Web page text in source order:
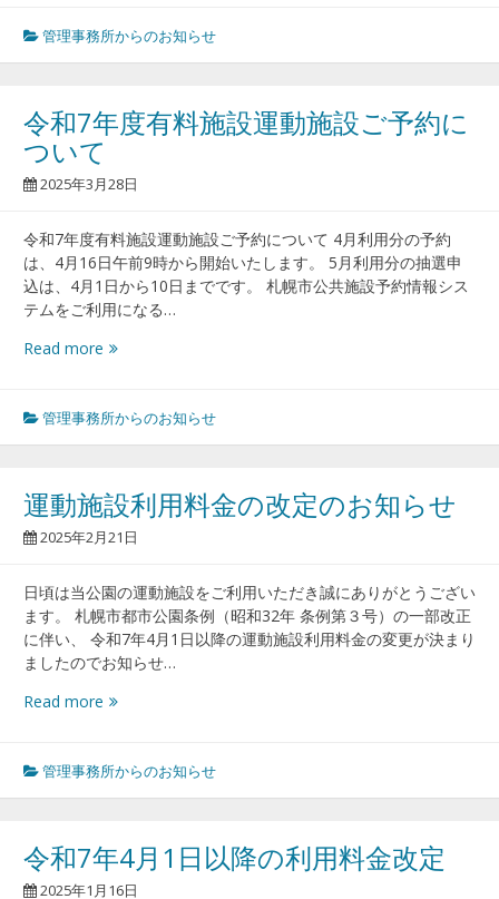
事
の
ら
管理事務所からのお知らせ
令和7年度有料施設運動施設ご予約に
ついて
2025年3月28日
令和7年度有料施設運動施設ご予約について 4月利用分の予約
は、4月16日午前9時から開始いたします。 5月利用分の抽選申
込は、4月1日から10日までです。 札幌市公共施設予約情報シス
テムをご利用になる…
Read more 令
年
度
料
施
設
動
施
設
ご
予
約
い
管理事務所からのお知らせ
運動施設利用料金の改定のお知らせ
2025年2月21日
日頃は当公園の運動施設をご利用いただき誠にありがとうござい
ます。 札幌市都市公園条例（昭和32年 条例第３号）の一部改正
に伴い、 令和7年4月1日以降の運動施設利用料金の変更が決まり
ましたのでお知らせ…
Read more 運
設
利
金
の
管理事務所からのお知らせ
令和7年4月1日以降の利用料金改定
2025年1月16日